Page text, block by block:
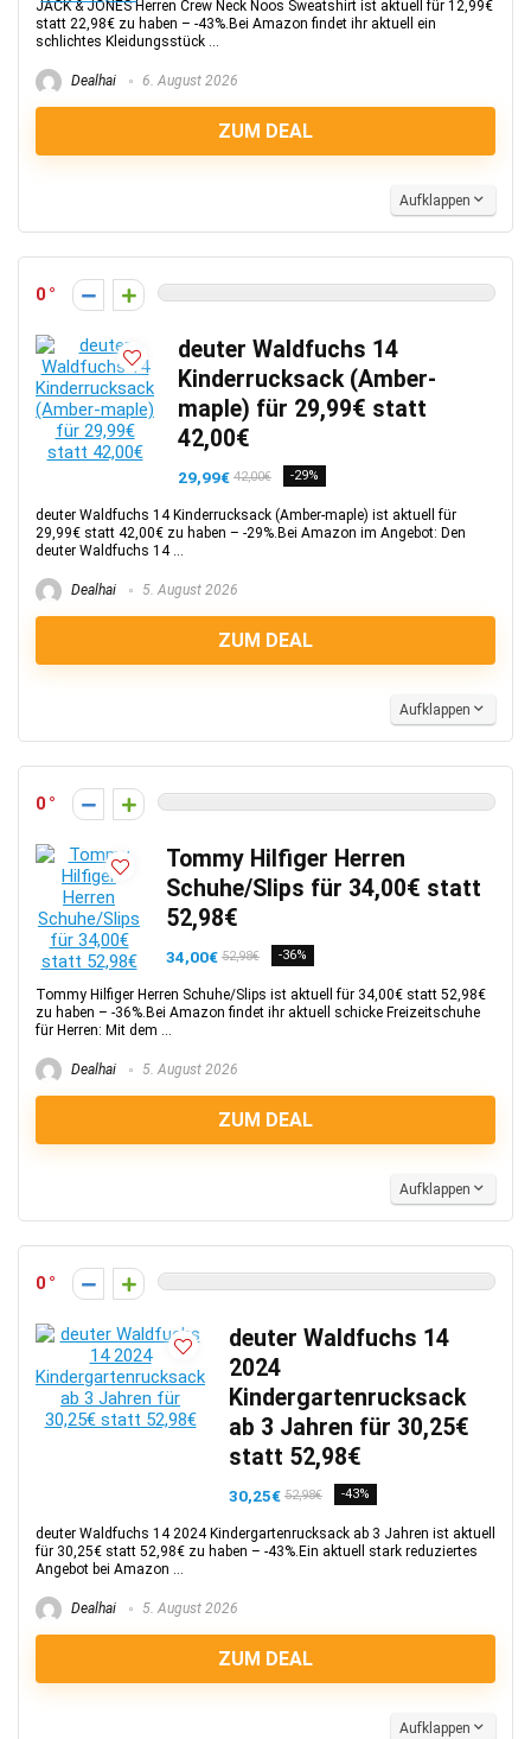
JACK & JONES Herren Crew Neck Noos Sweatshirt ist aktuell für 12,99€
statt 22,98€ zu haben – -43%.Bei Amazon findet ihr aktuell ein
schlichtes Kleidungsstück ...
Dealhai 6. August 2026
ZUM DEAL
Aufklappen
0
deuter Waldfuchs 14
Kinderrucksack (Amber-
maple) für 29,99€ statt
42,00€
29,99€ 42,00€ -29%
deuter Waldfuchs 14 Kinderrucksack (Amber-maple) ist aktuell für
29,99€ statt 42,00€ zu haben – -29%.Bei Amazon im Angebot: Den
deuter Waldfuchs 14 ...
Dealhai 5. August 2026
ZUM DEAL
Aufklappen
0
Tommy Hilfiger Herren
Schuhe/Slips für 34,00€ statt
52,98€
34,00€ 52,98€ -36%
Tommy Hilfiger Herren Schuhe/Slips ist aktuell für 34,00€ statt 52,98€
zu haben – -36%.Bei Amazon findet ihr aktuell schicke Freizeitschuhe
für Herren: Mit dem ...
Dealhai 5. August 2026
ZUM DEAL
Aufklappen
0
deuter Waldfuchs 14
2024
Kindergartenrucksack
ab 3 Jahren für 30,25€
statt 52,98€
30,25€ 52,98€ -43%
deuter Waldfuchs 14 2024 Kindergartenrucksack ab 3 Jahren ist aktuell
für 30,25€ statt 52,98€ zu haben – -43%.Ein aktuell stark reduziertes
Angebot bei Amazon ...
Dealhai 5. August 2026
ZUM DEAL
Aufklappen